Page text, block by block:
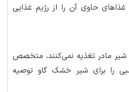
حاوی آن را از رژیم غذایی
شیر مادر تغذیه نمی‌کنند، متخصص
را برای شیر خشک گاو توصیه